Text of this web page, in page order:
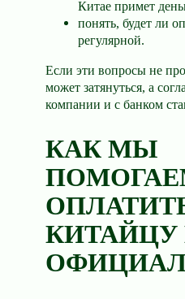
Китае примет
понять, будет ли
регулярной.
Если эти вопросы не
может затянуться, а
компании и с банком
КАК МЫ
КИТАЙЦУ